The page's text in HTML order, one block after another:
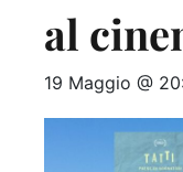
al
19 Maggio @